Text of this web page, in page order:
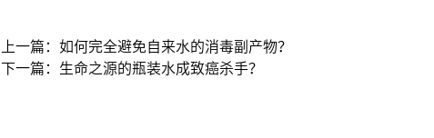
上一篇：如何完全避免自来水的消毒副产物？
下一篇：生命之源的瓶装水成致癌杀手？